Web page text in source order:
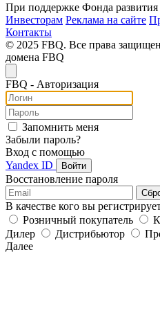
При поддержке Фонда
Инвесторам Реклама на сайте
Контакты
© 2025 FBQ. Все права
домена FBQ
FBQ - Авторизация
Запомнить меня
Забыли пароль?
Вход с помощью
Yandex ID
Войти
Восстановление пароля
В качестве кого вы
Розничный покупатель
Дилер
Дистрибьютор
Далее